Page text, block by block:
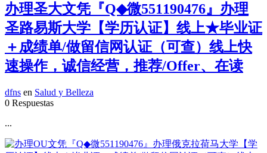
办理圣大文凭『Q◆微551190476』办理
圣路易斯大学【学历认证】线上★毕业证
＋成绩单/做留信网认证（可查）线上快
速操作，诚信经营，推荐/Offer、在读
dfns en Salud y Belleza
0 Respuestas
...